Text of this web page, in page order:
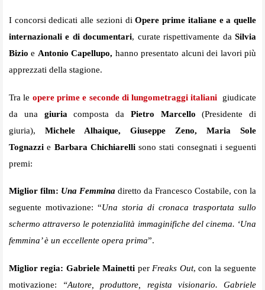
I concorsi dedicati alle sezioni diOpere prime italiane e a quelle
internazionali e di documentari, curate rispettivamente daSilvia
Bizio e Antonio Capellupo, hanno presentato alcuni dei lavori più
apprezzati della stagione.
Tra le opere prime e seconde di lungometraggi italiani giudicate
da una giuriacomposta da Pietro Marcello (Presidente di
giuria), Michele Alhaique, Giuseppe Zeno, Maria Sole
Tognazzi e Barbara Chichiarelli sono stati consegnati i seguenti
premi:
Miglior film: Una Femmina diretto da Francesco Costabile, con la
seguente motivazione: “Una storia di cronaca trasportata sullo
schermo attraverso le potenzialità immaginifiche del cinema. ‘Una
femmina’ è un eccellente opera prima”.
Miglior regia: Gabriele Mainetti per Freaks Out, con la seguente
motivazione: “Autore, produttore, regista visionario. Gabriele